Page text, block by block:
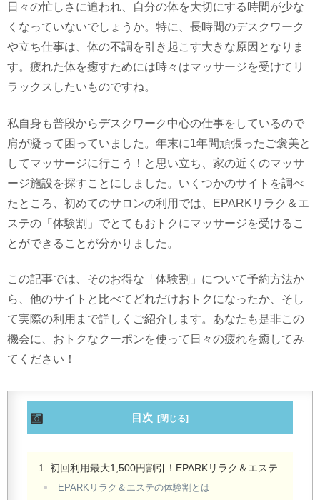
日々の忙しさに追われ、自分の体を大切にする時間が少な
くなっていないでしょうか。特に、長時間のデスクワーク
や立ち仕事は、体の不調を引き起こす大きな原因となりま
す。疲れた体を癒すためには時々はマッサージを受けてリ
ラックスしたいものですね。
私自身も普段からデスクワーク中心の仕事をしているので
肩が凝って困っていました。年末に1年間頑張ったご褒美と
してマッサージに行こう！と思い立ち、家の近くのマッサ
ージ施設を探すことにしました。いくつかのサイトを調べ
たところ、初めてのサロンの利用では、EPARKリラク＆エ
ステの「体験割」でとてもおトクにマッサージを受けるこ
とができることが分かりました。
この記事では、そのお得な「体験割」について予約方法か
ら、他のサイトと比べてどれだけおトクになったか、そし
て実際の利用まで詳しくご紹介します。あなたも是非この
機会に、おトクなクーポンを使って日々の疲れを癒してみ
てください！
目次
初回利用最大1,500円割引！EPARKリラク＆エステ
EPARKリラク＆エステの体験割とは